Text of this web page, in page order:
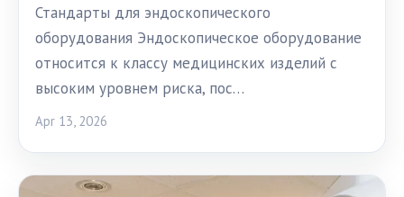
Стандарты для эндоскопического
оборудования Эндоскопическое оборудование
относится к классу медицинских изделий с
высоким уровнем риска, пос…
Apr 13, 2026